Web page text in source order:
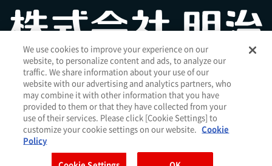
お問い合わせ サイトマップ個人情報保護について電子公告
アクセシビリティへの対応方針
ご利用規約 明治グループのDX
Cookie Settings
明治ホールディングス株式会社 （EN ｜簡体
）
Meiji Seika ファルマ株式会社
We use cookies to improve your experience on our
website, to personalize content and ads, to analyze our
traffic. We share information about your use of our
website with our advertising and analytics partners, who
may combine it with other information that you have
provided to them or that they have collected from your
use of their services. Please click [Cookie Settings] to
customize your cookie settings on our website. Cookie
Policy